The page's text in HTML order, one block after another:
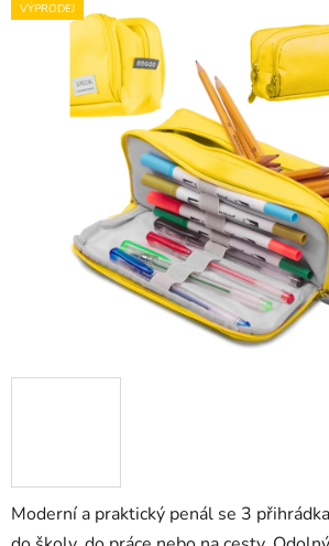
Moderní a praktický penál se 3
VÝPRODEJ